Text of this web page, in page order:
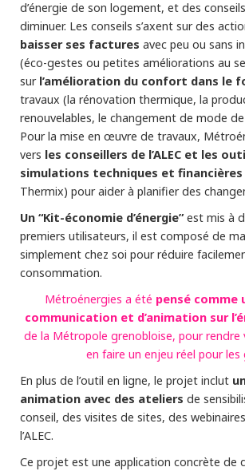
d’énergie de son logement, et des
diminuer. Les conseils s’axent sur des
baisser ses factures avec peu ou sans
(éco-gestes ou petites améliorations au
sur l’amélioration du confort dans le
travaux (la rénovation thermique, la
renouvelables, le changement de mode
Pour la mise en œuvre de travaux,
vers les conseillers de l’ALEC et les
simulations techniques et financières
Thermix) pour aider à planifier des
Un “Kit-économie d’énergie”est mis à
premiers utilisateurs, il est composé de
simplement chez soi pour réduire
consommation.
Métroénergies a été pensé comme
communication et d’animation sur
de la Métropole grenobloise, pour rendre
en faire un enjeu réel pour les
En plus de l’outil en ligne, le projet inclut
animation avec des ateliers de
conseil, des visites de sites, des
l’ALEC.
Ce projet est une application concrète de